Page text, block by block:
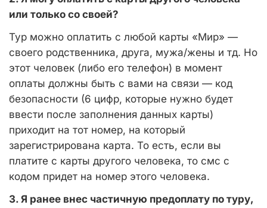
или только со своей?
Тур можно оплатить с любой карты «Мир» —
своего родственника, друга, мужа/жены и тд. Но
этот человек (либо его телефон) в момент
оплаты должны быть с вами на связи — код
безопасности (6 цифр, которые нужно будет
ввести после заполнения данных карты)
приходит на тот номер, на который
зарегистрирована карта. То есть, если вы
платите с карты другого человека, то смс с
кодом придет на номер этого человека.
3. Я ранее внес частичную предоплату по туру,